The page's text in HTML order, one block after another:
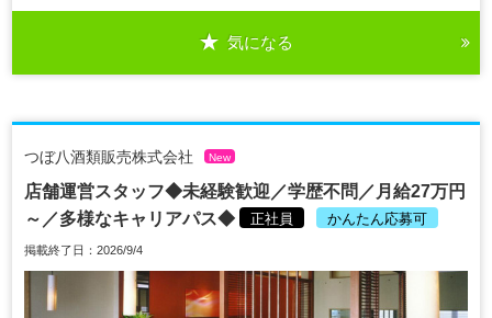
気になる
つぼ八酒類販売株式会社 New
店舗運営スタッフ◆未経験歓迎／学歴不問／月給27万円
～／多様なキャリアパス◆
正社員 かんたん応募可
掲載終了日：2026/9/4